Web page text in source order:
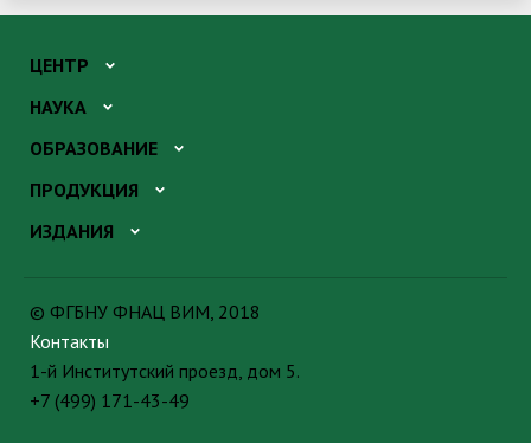
ЦЕНТР
НАУКА
ОБРАЗОВАНИЕ
ПРОДУКЦИЯ
ИЗДАНИЯ
© ФГБНУ ФНАЦ ВИМ, 2018
Контакты
1-й Институтский проезд, дом 5.
+7 (499) 171-43-49